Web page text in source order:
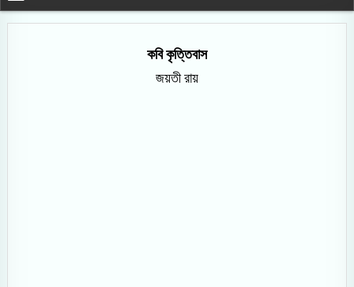
কবি কৃত্তিবাস
জয়তী রায়